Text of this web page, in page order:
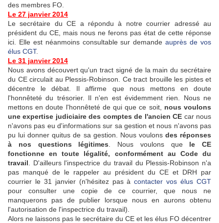
des membres FO.
Le 27 janvier 2014
Le secrétaire du CE a répondu à notre courrier adressé au
président du CE, mais nous ne ferons pas état de cette réponse
ici. Elle est néanmoins consultable sur demandeauprès de vos
élus CGT.
Le 31 janvier 2014
Nous avons découvert qu'un tract signé de la main du secrétaire
du CE circulait au Plessis-Robinson. Ce tract brouille les pistes et
décentre le débat. Il affirme que nous mettons en doute
l'honnêteté du trésorier. Il n'en est évidemment rien. Nous ne
mettons en doute l'honnêteté de qui que ce soit, nous voulons
une expertise judiciaire des comptes de l'ancien CE car nous
n'avons pas eu d'informations sur sa gestion et nous n'avons pas
pu lui donner quitus de sa gestion. Nous voulons des réponses
à nos questions légitimes . Nous voulons que le CE
fonctionne en toute légalité, conformément au Code du
travail . D'ailleurs l'inspectrice du travail du Plessis-Robinson n'a
pas manqué de le rappeler au président du CE et DRH par
courrier le 31 janvier (n'hésitez pas àcontacter vos élus CGT
pour consulter une copie de ce courrier, que nous ne
manquerons pas de publier lorsque nous en aurons obtenu
l'autorisation de l'inspectrice du travail).
Alors ne laissons pas le secrétaire du CE et les élus FO décentrer